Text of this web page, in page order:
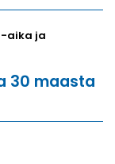
aika ja
30 maasta